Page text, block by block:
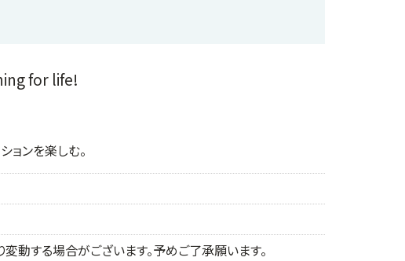
for life!
ョンを楽しむ。
動する場合がございます。予めご了承願います。